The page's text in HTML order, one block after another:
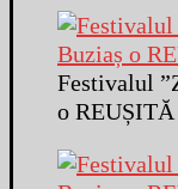
Festivalul
o REUȘITĂ